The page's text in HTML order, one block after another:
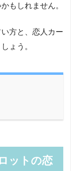
もしれません。
方と、恋人カー
ょう。
ットの恋